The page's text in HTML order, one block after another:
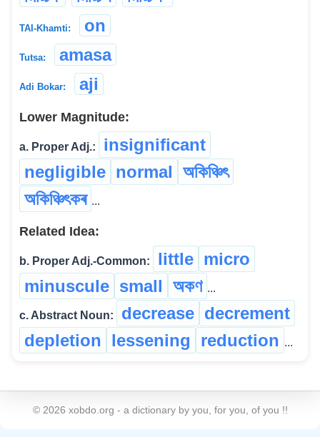
TAI-Khamti: on
Tutsa: amasa
Adi Bokar: aji
Lower Magnitude:
a. Proper Adj.:
insignificant
negligible normal অকিঞ্চিৎ
অকিঞ্চিৎকৰ ...
Related Idea:
b. Proper Adj.-Common: little micro
minuscule small অকণ ...
c. Abstract Noun: decrease decrement
depletion lessening reduction ...
© 2026 xobdo.org - a dictionary by you, for you, of you !!